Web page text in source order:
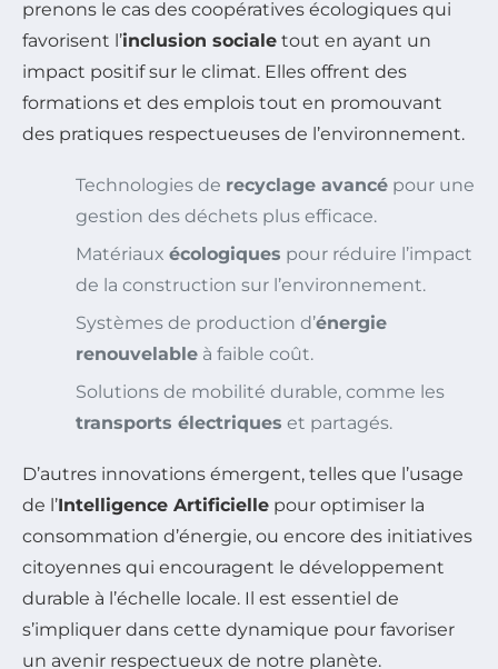
prenons le cas des coopératives écologiques qui
favorisent l’inclusion sociale tout en ayant un
impact positif sur le climat. Elles offrent des
formations et des emplois tout en promouvant
des pratiques respectueuses de l’environnement.
Technologies de recyclage avancé pour une
gestion des déchets plus efficace.
Matériaux écologiques pour réduire l’impact
de la construction sur l’environnement.
Systèmes de production d’énergie
renouvelable à faible coût.
Solutions de mobilité durable, comme les
transports électriques et partagés.
D’autres innovations émergent, telles que l’usage
de l’Intelligence Artificielle pour optimiser la
consommation d’énergie, ou encore des initiatives
citoyennes qui encouragent le développement
durable à l’échelle locale. Il est essentiel de
s’impliquer dans cette dynamique pour favoriser
un avenir respectueux de notre planète.